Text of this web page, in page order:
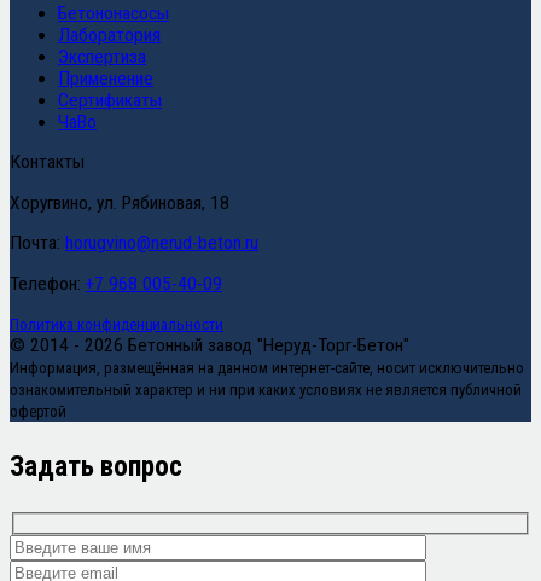
Бетононасосы
Лаборатория
Экспертиза
Применение
Сертификаты
ЧаВо
Контакты
Хоругвино, ул. Рябиновая, 18
Почта: horugvino@nerud-beton.ru
Телефон: +7 968 005-40-09
Политика конфиденциальности
© 2014 - 2026 Бетонный завод "Неруд-Торг-Бетон"
Информация, размещённая на данном интернет-сайте, носит исключительно
ознакомительный характер и ни при каких условиях не является публичной
офертой
Задать вопрос